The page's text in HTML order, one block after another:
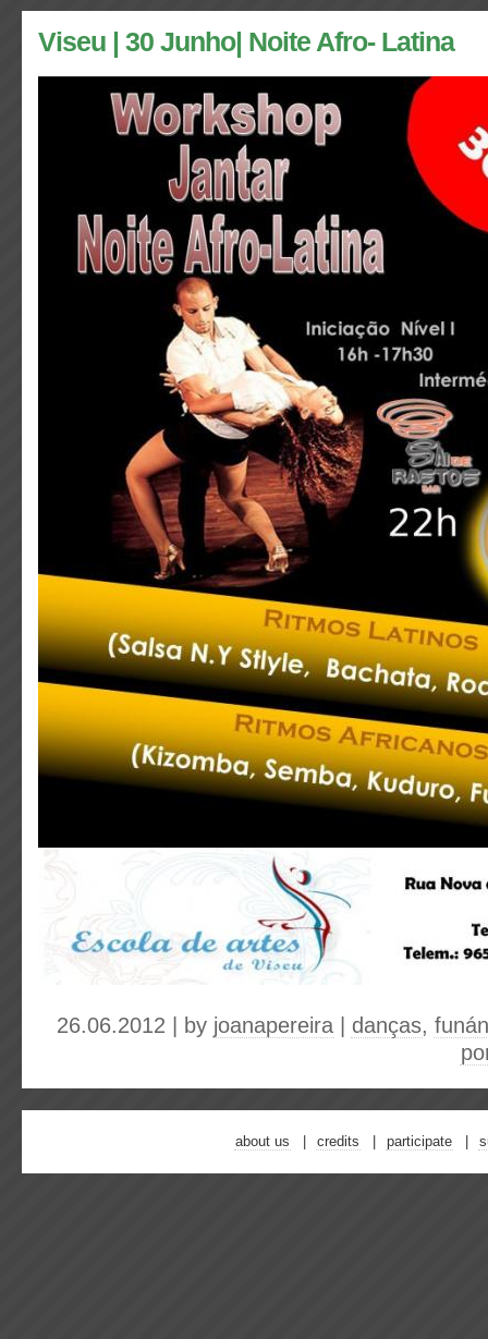
Viseu | 30 Junho| Noite Afro- Latina
26.06.2012 | by joanapereira danças,
about us credits participate